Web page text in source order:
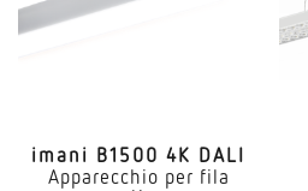
imani B1500 4K DALI
Apparecchio per fila